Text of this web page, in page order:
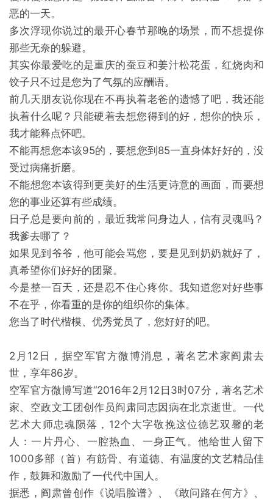
恶的一天。
多次浮现你说过的最开心春节那晚的场景，而不想提你
那些无奈的躲避。
其实你最爱吃的是重庆的蚕豆和姜汁松花蛋，红烧肉和
饺子只不过是您为了气氛的应酬语。
前几天朋友说你现在不再执着老爸的遗憾了吧，我还能
执着什么呢？只能硬着去想您得到的好，想你的快乐，
我才能释点怀吧。
不能再想您本该95的，要想您到85一直身体好好的，没
受过病痛折磨。
不能想您本该得到更美好的生活更诗意的画面，而要想
您的事业还算有些成绩。
日子总是要向前的，最近我常问身边人，信有灵魂吗？
我爹去哪了？
如果见到爷爷，他可能会骂您，要是见到奶奶就好了，
真希望你们好好的团聚。
今是整一百天，还是忍不住心疼你。我知道您对好些事
不在乎，你看重的是你的组织你的集体。
您当了时代楷模、优秀党员了，您好好的吧。
2月12日，据空军官方微博消息，著名艺术家阎肃去
世，享年86岁。
空军官方微博写道“2016年2月12日3时07分，著名艺术
家、空政文工团创作员阎肃同志因病在北京逝世。一代
艺术大师忠魂陨落，12个大字敬挽这位德艺双馨的老
人：一片丹心、一腔热血、一身正气。他给世人留下
1000多部（首）有筋骨、有道德、有温度的文艺精品佳
作，鼓舞和激励了一代代中国人。
据悉，阎肃曾创作《说唱脸谱》、《敢问路在何方》、